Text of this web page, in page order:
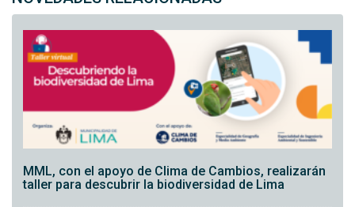
MML, con el apoyo de Clima de Cambios, realizarán
taller para descubrir la biodiversidad de Lima